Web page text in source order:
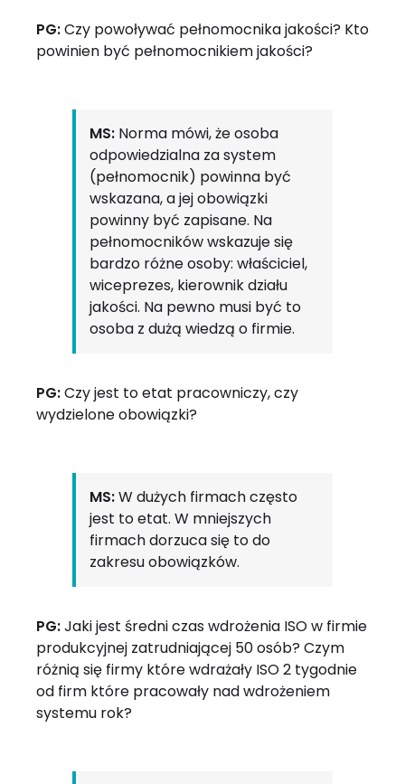
PG:Czy powoływać pełnomocnika jakości? Kto
powinien być pełnomocnikiem jakości?
MS: Norma mówi, że osoba
odpowiedzialna za system
(pełnomocnik) powinna być
wskazana, a jej obowiązki
powinny być zapisane. Na
pełnomocników wskazuje się
bardzo różne osoby: właściciel,
wiceprezes, kierownik działu
jakości. Na pewno musi być to
osoba z dużą wiedzą o firmie.
PG:Czy jest to etat pracowniczy, czy
wydzielone obowiązki?
MS:W dużych firmach często
jest to etat. W mniejszych
firmach dorzuca się to do
zakresu obowiązków.
PG:Jaki jest średni czas wdrożenia ISO w firmie
produkcyjnej zatrudniającej 50 osób? Czym
różnią się firmy które wdrażały ISO 2 tygodnie
od firm które pracowały nad wdrożeniem
systemu rok?